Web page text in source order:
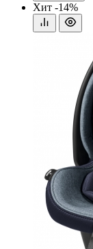
Хит -14%